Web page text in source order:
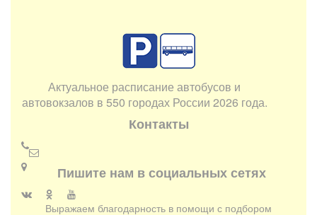
Актуальное расписание автобусов и
автовокзалов в 550 городах России 2026 года.
Контакты
Пишите нам в социальных сетях
Выражаем благодарность в помощи с подбором